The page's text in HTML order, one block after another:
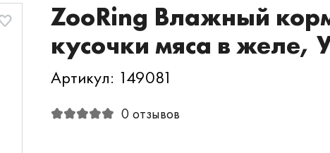
ZooRing Влажный
кусочки мяса в желе,
Артикул: 149081
0 отзывов